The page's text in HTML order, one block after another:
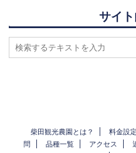
サイ
柴田観光農園とは？ 料金設定
問
品種一覧 アクセス